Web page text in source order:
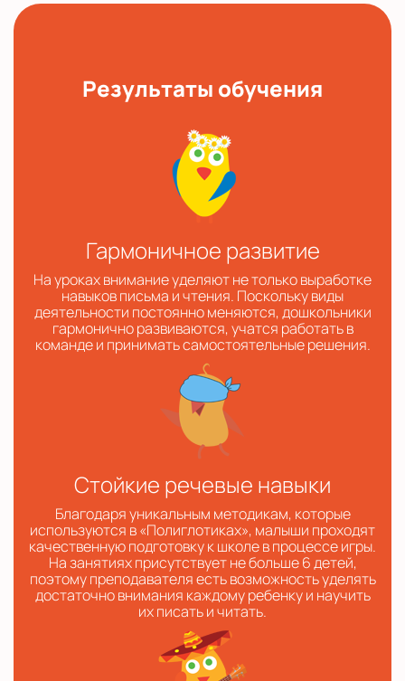
Результаты обучения
Гармоничное развитие
На уроках внимание уделяют не только выработке
навыков письма и чтения. Поскольку виды
деятельности постоянно меняются, дошкольники
гармонично развиваются, учатся работать в
команде и принимать самостоятельные решения.
Стойкие речевые навыки
Благодаря уникальным методикам, которые
используются в «Полиглотиках», малыши проходят
качественную подготовку к школе в процессе игры.
На занятиях присутствует не больше 6 детей,
поэтому преподавателя есть возможность уделять
достаточно внимания каждому ребенку и научить
их писать и читать.